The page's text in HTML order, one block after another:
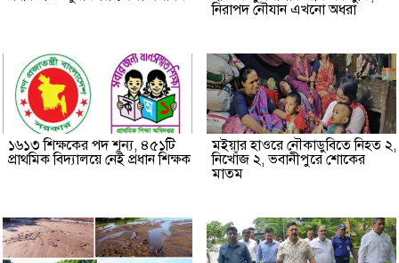
নিরাপদ নৌযান এখনো অধরা
১৬১৩ শিক্ষকের পদ শূন্য, ৪৫১টি
প্রাথমিক বিদ্যালয়ে নেই প্রধান শিক্ষক
মইয়ার হাওরে নৌকাডুবিতে নিহত ২,
নিখোঁজ ২, ভবানীপুরে শোকের
মাতম